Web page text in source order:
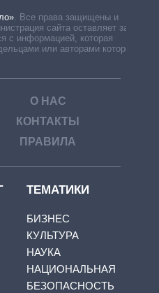
. Все права защищены и
сайта оставляет за
с информацией, которая
или авторами которой
О НАС
КОНТАКТЫ
ПРАВИЛА
ТЕМАТИКИ
БИЗНЕС
КУЛЬТУРА
НАУКА
НАЦИОНАЛЬНАЯ
БЕЗОПАСНОСТЬ